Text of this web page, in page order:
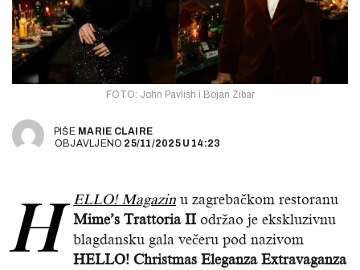
FOTO: John Pavlish i Bojan Zibar
PIŠE MARIE CLAIRE
OBJAVLJENO 25/11/2025 U 14:23
H ELLO! Magazin u zagrebačkom restoranu
Mime’s Trattoria II održao je ekskluzivnu
blagdansku gala večeru pod nazivom
HELLO! Christmas Eleganza Extravaganza